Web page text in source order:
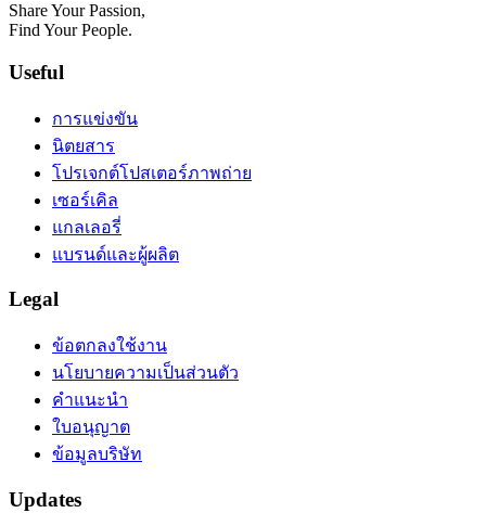
Share Your Passion,
Find Your People.
Useful
การแข่งขัน
นิตยสาร
โปรเจกต์โปสเตอร์ภาพถ่าย
เซอร์เคิล
แกลเลอรี่
แบรนด์และผู้ผลิต
Legal
ข้อตกลงใช้งาน
นโยบายความเป็นส่วนตัว
คำแนะนำ
ใบอนุญาต
ข้อมูลบริษัท
Updates